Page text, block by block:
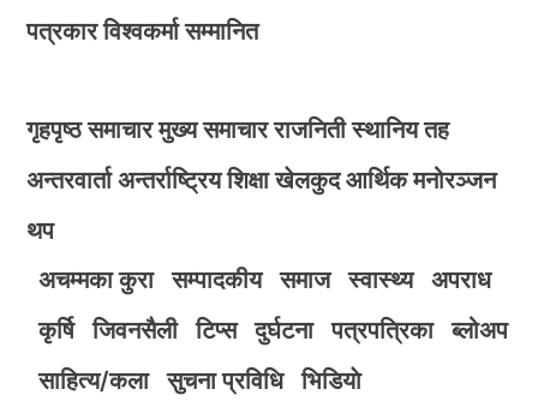
पत्रकार विश्वकर्मा सम्मानित
गृहपृष्ठ समाचार मुख्य समाचार राजनिती स्थानिय तह
अन्तरवार्ता अन्तर्राष्ट्रिय शिक्षा खेलकुद आर्थिक मनोरञ्जन
थप
अचम्मका कुरा
सम्पादकीय समाज स्वास्थ्य
अपराध
कृर्षि
जिवनसैली टिप्स दुर्घटना पत्रपत्रिका
ब्लोअप
साहित्य/कला
सुचना प्रविधि भिडियाे